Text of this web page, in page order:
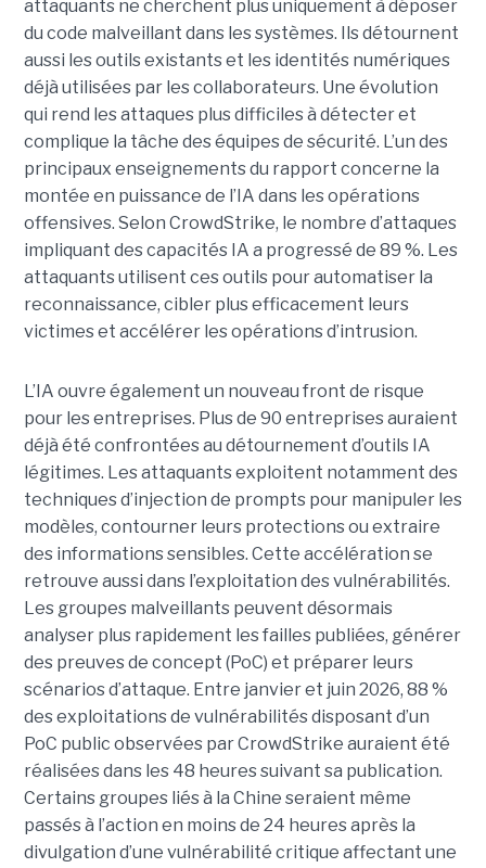
attaquants ne cherchent plus uniquement à déposer
du code malveillant dans les systèmes. Ils détournent
aussi les outils existants et les identités numériques
déjà utilisées par les collaborateurs. Une évolution
qui rend les attaques plus difficiles à détecter et
complique la tâche des équipes de sécurité. L’un des
principaux enseignements du rapport concerne la
montée en puissance de l’IA dans les opérations
offensives. Selon CrowdStrike, le nombre d’attaques
impliquant des capacités IA a progressé de 89 %. Les
attaquants utilisent ces outils pour automatiser la
reconnaissance, cibler plus efficacement leurs
victimes et accélérer les opérations d’intrusion.
L’IA ouvre également un nouveau front de risque
pour les entreprises. Plus de 90 entreprises auraient
déjà été confrontées au détournement d’outils IA
légitimes. Les attaquants exploitent notamment des
techniques d’injection de prompts pour manipuler les
modèles, contourner leurs protections ou extraire
des informations sensibles. Cette accélération se
retrouve aussi dans l’exploitation des vulnérabilités.
Les groupes malveillants peuvent désormais
analyser plus rapidement les failles publiées, générer
des preuves de concept (PoC) et préparer leurs
scénarios d’attaque. Entre janvier et juin 2026, 88 %
des exploitations de vulnérabilités disposant d’un
PoC public observées par CrowdStrike auraient été
réalisées dans les 48 heures suivant sa publication.
Certains groupes liés à la Chine seraient même
passés à l’action en moins de 24 heures après la
divulgation d’une vulnérabilité critique affectant une